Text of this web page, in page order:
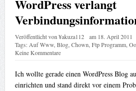
WordPress verlangt
Veröffentlicht von¥akuza112 am 18. April 2011
Tags: Auf Www, Blog, Chown Ftp Programm, Oo
Keine Kommentare
Ich wollte gerade einen WordPress Blog
einrichten und stand direkt vor einem